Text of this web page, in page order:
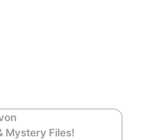
Mystery Files!